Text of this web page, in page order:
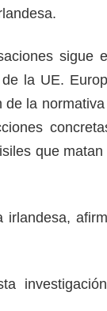
sigue
la UE.
de la
que matan
irlandesa,